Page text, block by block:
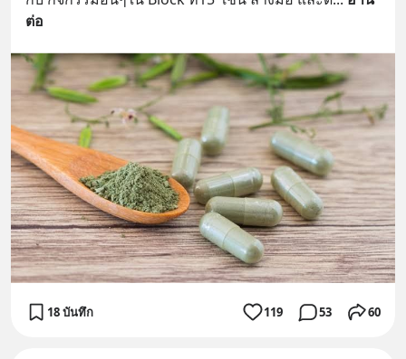
ต่อ
18 บันทึก 119 53 60